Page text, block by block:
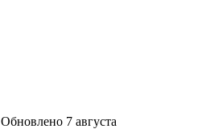
Обновлено 7 августа